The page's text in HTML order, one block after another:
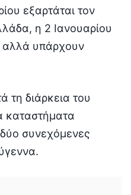
εξαρτάται τον
η 2 Ιανουαρίου
αλλά υπάρχουν
τη διάρκεια του
καταστήματα
συνεχόμενες